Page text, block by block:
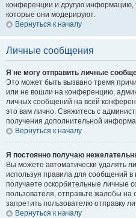
конференции и другую информацию,
которые они модерируют.
Вернуться к началу
Личные сообщения
Я не могу отправить личные
Это может быть вызвано тремя
или не вошли на конференцию,
личных сообщений на всей
это вам лично. Свяжитесь с
получения дополнительной
Вернуться к началу
Я постоянно получаю
Вы можете автоматически удалять
используя правила для сообщений
получаете оскорбительные личные
пользователя, отправьте жалобы
запретить пользователю отправку
Вернуться к началу